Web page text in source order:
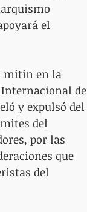
el
mitin en la
Internacional de
y expulsó del
del
por las
que
del